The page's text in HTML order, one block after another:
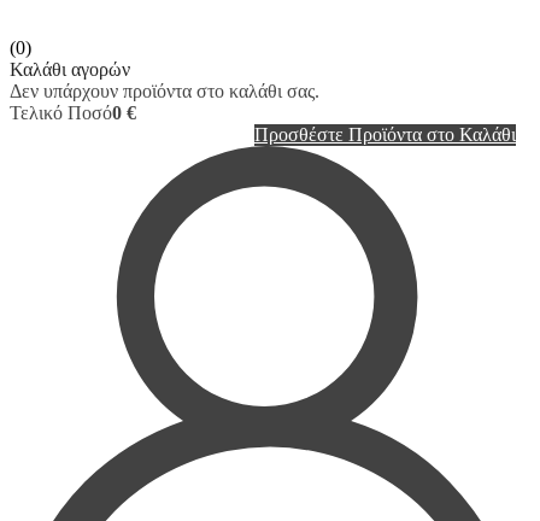
(0)
Καλάθι αγορών
Δεν υπάρχουν προϊόντα στο καλάθι σας.
Τελικό Ποσό0 €
Προσθέστε Προϊόντα στο Καλάθι